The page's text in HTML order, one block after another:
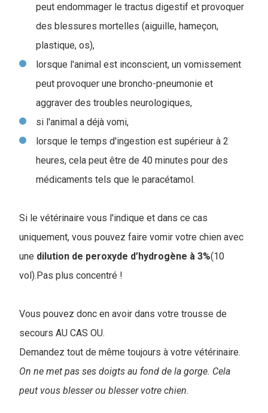
peut endommager le tractus digestif et provoquer
des blessures mortelles (aiguille, hameçon,
plastique, os),
lorsque l'animal est inconscient, un vomissement
peut provoquer une broncho-pneumonie et
aggraver des troubles neurologiques,
si l'animal a déjà vomi,
lorsque le temps d'ingestion est supérieur à 2
heures, cela peut être de 40 minutes pour des
médicaments tels que le paracétamol.
Si le vétérinaire vous l'indique et dans ce cas
uniquement, vous pouvez faire vomir votre chien avec
une dilution de peroxyde d’hydrogène à 3%(10
vol).Pas plus concentré !
Vous pouvez donc en avoir dans votre trousse de
secours AU CAS OU.
Demandez tout de même toujours à votre vétérinaire.
On ne met pas ses doigts au fond de la gorge. Cela
peut vous blesser ou blesser votre chien.